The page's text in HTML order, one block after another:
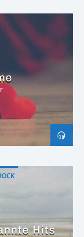
Hits